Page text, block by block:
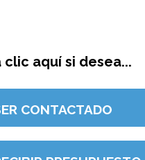
clic aquí si desea...
CONTACTADO